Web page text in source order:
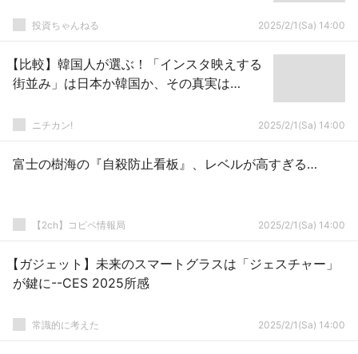
投資ちゃんねる 2025/2/1(Sa) 14:00
【比較】韓国人が選ぶ！「インスタ映えする
街並み」は日本か韓国か、その真実は…
ニチカン! 2025/2/1(Sa) 14:00
富士の樹海の『自殺防止看板』、レベルが高すぎる…
【2ch】コピペ情報局 2025/2/1(Sa) 14:00
【ガジェット】未来のスマートグラスは「ジェスチャー」
が鍵に--CES 2025所感
常識的に考えた 2025/2/1(Sa) 14:00